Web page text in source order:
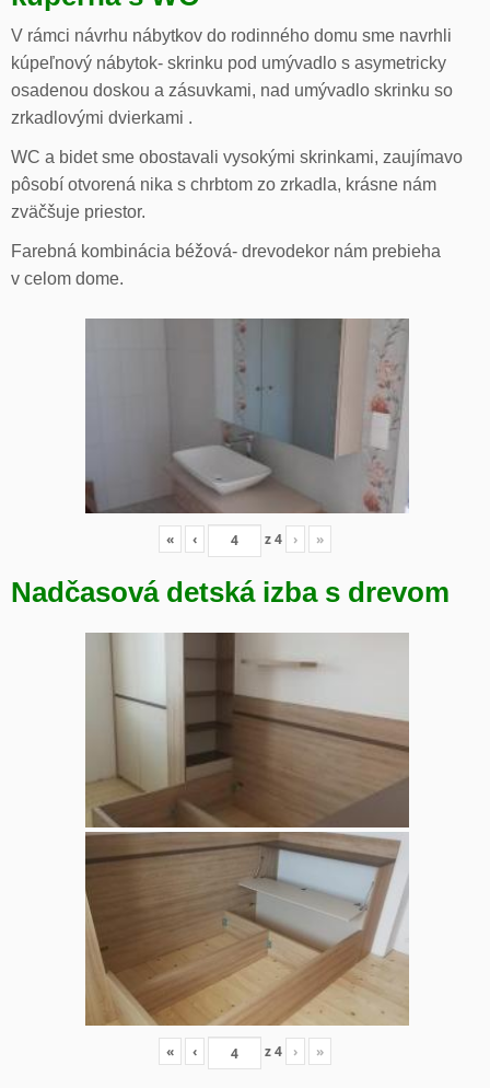
V rámci návrhu nábytkov do rodinného domu sme navrhli
kúpeľnový nábytok- skrinku pod umývadlo s asymetricky
osadenou doskou a zásuvkami, nad umývadlo skrinku so
zrkadlovými dvierkami .
WC a bidet sme obostavali vysokými skrinkami, zaujímavo
pôsobí otvorená nika s chrbtom zo zrkadla, krásne nám
zväčšuje priestor.
Farebná kombinácia béžová- drevodekor nám prebieha
v celom dome.
« ‹ z4 › »
Nadčasová detská izba s drevom
« ‹ z4 › »